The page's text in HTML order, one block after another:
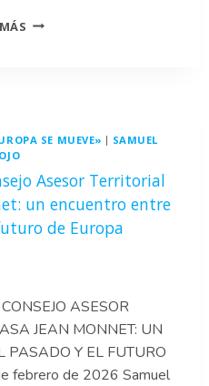
7.
MÁS
ECONOMÍA
SOBERANÍA.
SE MUEVE» | SAMUEL
Asesor Territorial
un encuentro entre
de Europa
ASESOR
JEAN MONNET: UN
PASADO Y EL FUTURO
febrero de 2026 Samuel